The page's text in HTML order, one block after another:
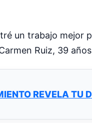
un trabajo mejor
Ruiz, 39
REVELA TU